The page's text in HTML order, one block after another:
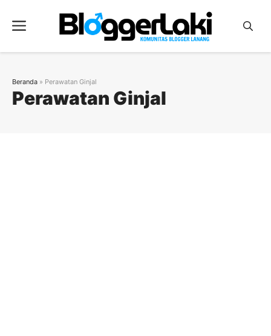
Menu
Perawatan Ginjal
Beranda » Perawatan Ginjal